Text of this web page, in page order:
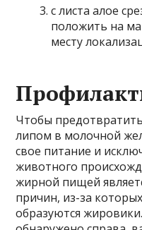
с листа алое
положить на
месту
Чтобы
липом в молочной
свое питание и
животного
жирной пищей
причин, из-за
образуются